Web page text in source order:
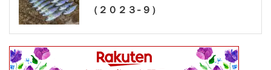
（２０２３-９）